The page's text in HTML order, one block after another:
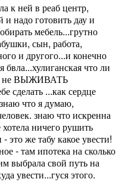
к ней в реаб центр,
и надо готовить дау и
мебель...грутно
сын, работа,
и другого...и конечно
что ли
не ВЫЖИВАТЬ
сделать ...как сердце
что я думаю,
знаю что искренна
ничего рушить
это же табу какое увести!
- там ипотека на сколько
выбрала свой путь на
увести...гуся этого.